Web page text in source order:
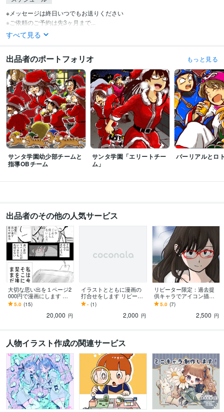
※メッセージは終日いつでもお送りください
※ご依頼のご予約は先3ヶ月まで...
すべて見る
出品者のポートフォリオ もっと見る
サンタ学園幼少部チームと
指導OBチーム
サンタ学園「エリートチー
ム」
バーリアルとロ
出品者のその他の人気サービス
大切な思い出を１ページ2
000円で漫画にします 忘
れられない思いを漫画に
して残しておきませんか
5.0 (15)
20,000 円
イラストとともに漫画の
打合せをします リピータ
ー様専用のサービスです
- (1)
2,000 円
リピーター限定：過去提
供キャラでアイコン描き
ます 過去デザインしたキ
ャラを使用してアイコン
5.0 (7)
2,500 円
人物イラスト作成の関連サービス